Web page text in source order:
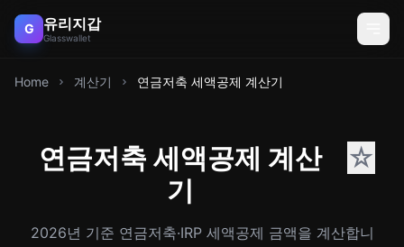
G 유리지갑
Glasswallet
Home 계산기 연금저축 세액공제 계산기
연금저축 세액공제 계산
기
☆
2026년 기준 연금저축·IRP 세액공제 금액을 계산합니